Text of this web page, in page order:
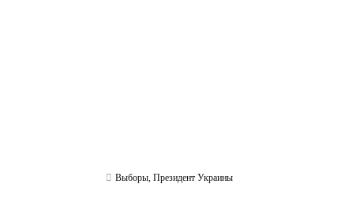
Выборы ,Президент Украины